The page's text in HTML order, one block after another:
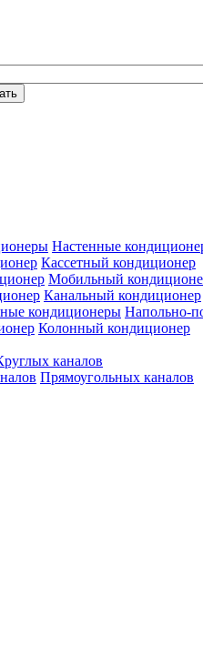
Настенные
Кассетный кондиционер
Мобильный
Канальный кондиционер
Напольно-
Колонный кондиционер
каналов
Прямоугольных каналов